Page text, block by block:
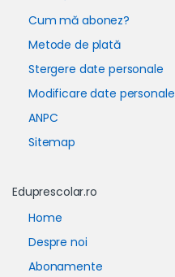
Cum mă abonez?
Metode de plată
Stergere date personale
Modificare date personale
ANPC
Sitemap
Eduprescolar.ro
Home
Despre noi
Abonamente